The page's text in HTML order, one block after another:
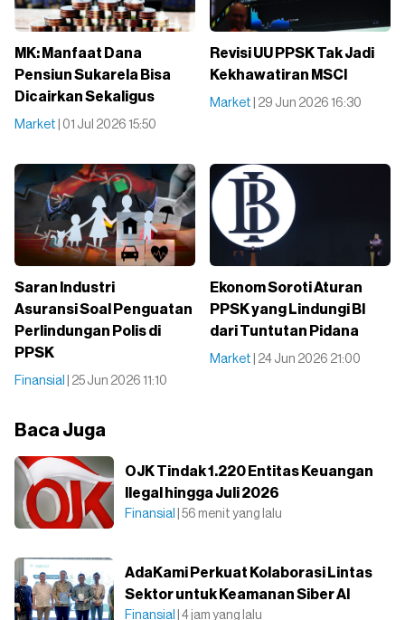
MK: Manfaat Dana
Pensiun Sukarela Bisa
Dicairkan Sekaligus
Market | 01 Jul 2026 15:50
Revisi UU PPSK Tak Jadi
Kekhawatiran MSCI
Market | 29 Jun 2026 16:30
Saran Industri
Asuransi Soal Penguatan
Perlindungan Polis di
PPSK
Finansial | 25 Jun 2026 11:10
Ekonom Soroti Aturan
PPSK yang Lindungi BI
dari Tuntutan Pidana
Market | 24 Jun 2026 21:00
Baca Juga
OJK Tindak 1.220 Entitas Keuangan
Ilegal hingga Juli 2026
Finansial | 56 menit yang lalu
AdaKami Perkuat Kolaborasi Lintas
Sektor untuk Keamanan Siber AI
Finansial | 4 jam yang lalu